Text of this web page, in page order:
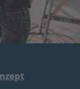
und
Ich